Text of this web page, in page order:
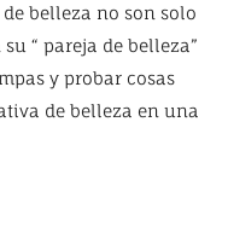
belleza no son solo
“ pareja de belleza”
y probar cosas
de belleza en una